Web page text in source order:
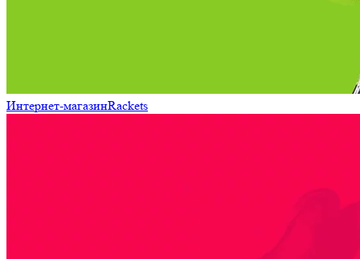
Интернет-магазинRackets